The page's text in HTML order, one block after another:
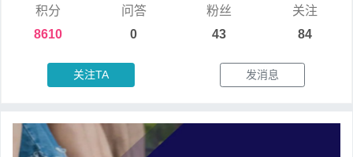
积分
8610
问答
0
粉丝
43
关注
84
关注TA 发消息